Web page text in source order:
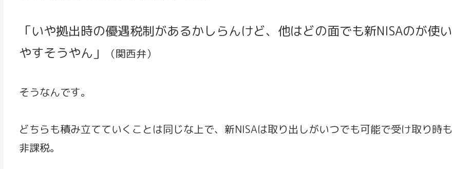
「いや拠出時の優遇税制があるかしらんけど、他はどの面でも新NISAのが使い
やすそうやん」
（関西弁）
そうなんです。
どちらも積み立てていくことは同じな上で、新NISAは取り出しがいつでも可能で受け取り時も
非課税。